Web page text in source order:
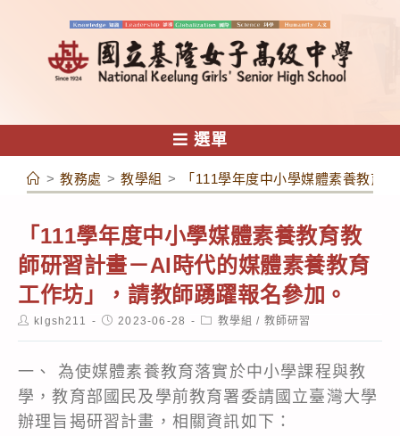
容
選單
> 教務處 > 教學組 > 「111學年度中小學媒體素養教育
「111學年度中小學媒體素養教育教
師研習計畫－AI時代的媒體素養教育
工作坊」，請教師踴躍報名參加。
Postklgsh211
Post2023-06-28
Post教學組 / 教師研習
一、 為使媒體素養教育落實於中小學課程與教
學，教育部國民及學前教育署委請國立臺灣大學
辦理旨揭研習計畫，相關資訊如下：